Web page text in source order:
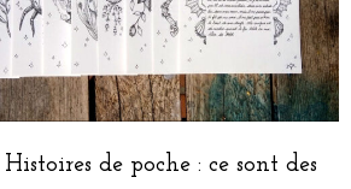
de poche : ce sont des